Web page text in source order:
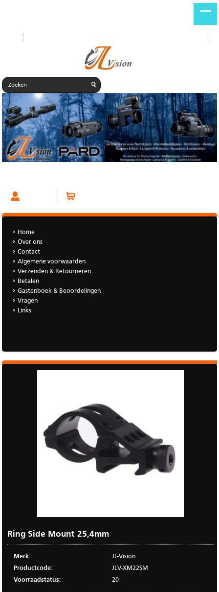
Home
Over ons
Contact
Algemene voorwaarden
Verzenden & Retourneren
Betalen
Gastenboek & Beoordelingen
Vragen
Links
Ring Side Mount 25,4mm
Merk:
JL-Vision
Productcode:
JLV-XM22SM
Voorraadstatus:
20